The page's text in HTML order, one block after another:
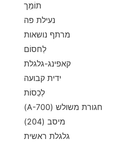
תוֹמֵך
נעילת פה
מרתף נושאות
לַחסוֹם
קאפינג-גלגלת
ידית קבועה
לְכַסוֹת
חגורת משולש (A-700)
מיסב (204)
גלגלת ראשית